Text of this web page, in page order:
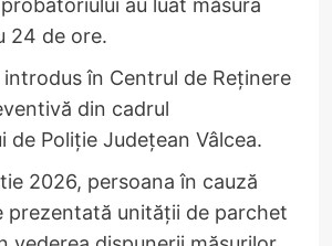
au luat măsura
24 de ore.
în Centrul de Reținere
din cadrul
de Poliție Județean Vâlcea.
2026, persoana în cauză
prezentată unității de parchet